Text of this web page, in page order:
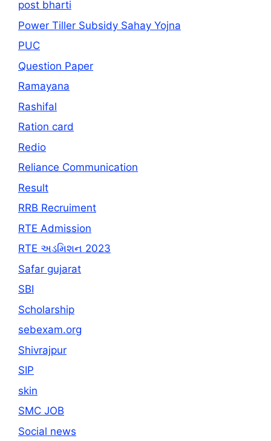
post bharti
Power Tiller Subsidy Sahay Yojna
PUC
Question Paper
Ramayana
Rashifal
Ration card
Redio
Reliance Communication
Result
RRB Recruiment
RTE Admission
RTE અડમિશન 2023
Safar gujarat
SBI
Scholarship
sebexam.org
Shivrajpur
SIP
skin
SMC JOB
Social news